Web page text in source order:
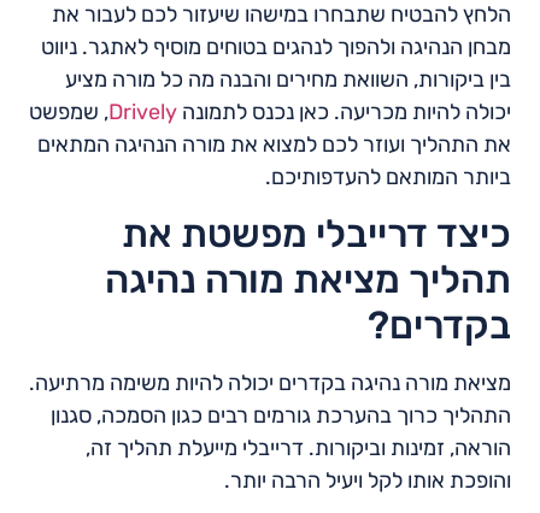
הלחץ להבטיח שתבחרו במישהו שיעזור לכם לעבור את
מבחן הנהיגה ולהפוך לנהגים בטוחים מוסיף לאתגר. ניווט
בין ביקורות, השוואת מחירים והבנה מה כל מורה מציע
יכולה להיות מכריעה. כאן נכנס לתמונה Drively, שמפשט
את התהליך ועוזר לכם למצוא את מורה הנהיגה המתאים
ביותר המותאם להעדפותיכם.
כיצד דרייבלי מפשטת את
תהליך מציאת מורה נהיגה
בקדרים?
מציאת מורה נהיגה בקדרים יכולה להיות משימה מרתיעה.
התהליך כרוך בהערכת גורמים רבים כגון הסמכה, סגנון
הוראה, זמינות וביקורות. דרייבלי מייעלת תהליך זה,
והופכת אותו לקל ויעיל הרבה יותר.